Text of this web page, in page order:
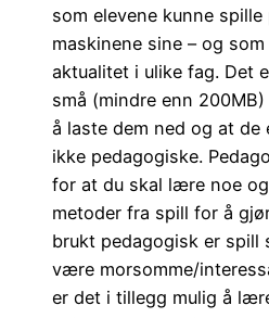
som elevene kunne
maskinene sine – og
aktualitet i ulike fag. Det
små (mindre enn
å laste dem ned og at de
ikke pedagogiske.
for at du skal lære noe
metoder fra spill for å
brukt pedagogisk er spill
være morsomme/
er det i tillegg mulig å